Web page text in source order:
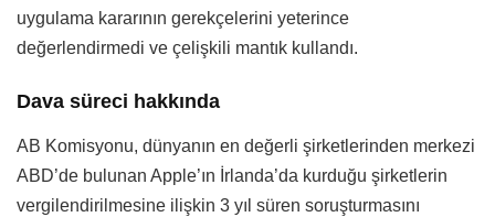
uygulama kararının gerekçelerini yeterince
değerlendirmedi ve çelişkili mantık kullandı.
Dava süreci hakkında
AB Komisyonu, dünyanın en değerli şirketlerinden merkezi
ABD’de bulunan Apple’ın İrlanda’da kurduğu şirketlerin
vergilendirilmesine ilişkin 3 yıl süren soruşturmasını